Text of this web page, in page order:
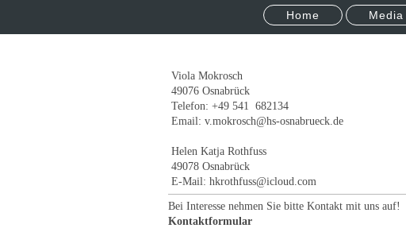
Home Media
Viola Mokrosch
49076 Osnabrück
Telefon: +49 541 682134
Email: v.mokrosch@hs-osnabrueck.de
Helen Katja Rothfuss
49078 Osnabrück
E-Mail: hkrothfuss@icloud.com
Bei Interesse nehmen Sie bitte Kontakt mit uns auf!
Kontaktformular